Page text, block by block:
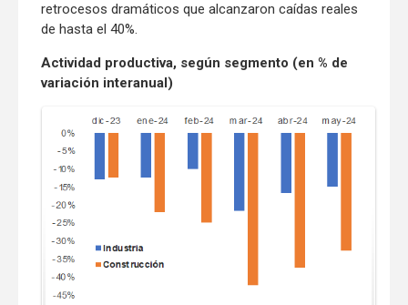
retrocesos dramáticos que alcanzaron caídas reales
de hasta el 40%.
Actividad productiva, según segmento (en % de
variación interanual)